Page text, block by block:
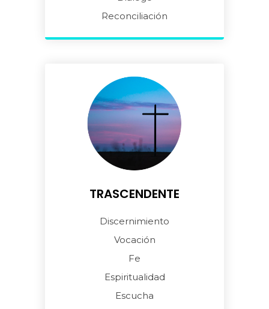
Reconciliación
TRASCENDENTE
Discernimiento
Vocación
Fe
Espiritualidad
Escucha